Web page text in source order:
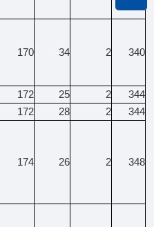
340
2
34
170
344
2
25
172
344
2
28
172
348
2
26
174